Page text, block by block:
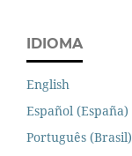
IDIOMA
English
Español (España)
Português (Brasil)